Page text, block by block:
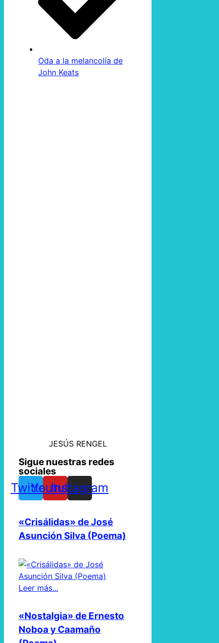
Oda a la melancolía de
John Keats
JESÚS RENGEL
Sigue nuestras redes
sociales
TwitterYoutube
Instagram
«Crisálidas» de José
Asunción Silva (Poema)
Leer más...
«Nostalgia» de Ernesto
Noboa y Caamaño